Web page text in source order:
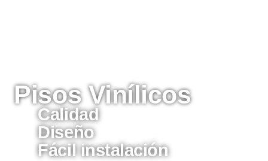
Pisos Vinílicos
Calidad
Diseño
Fácil instalación